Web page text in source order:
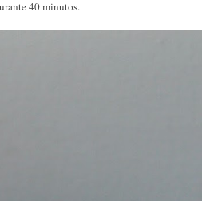
40 minutos.